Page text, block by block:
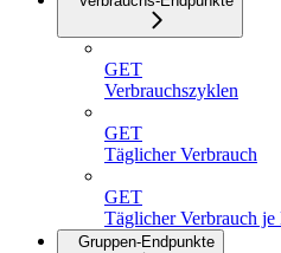
GET
Verbrauchszyklen
GET
Täglicher Verbrauch
GET
Täglicher Verbrauch je
Gruppen-Endpunkte